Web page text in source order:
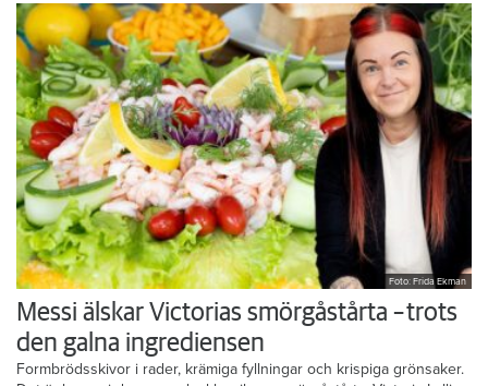
Foto: Frida Ekman
Messi älskar Victorias smörgåstårta – trots
den galna ingrediensen
Formbrödsskivor i rader, krämiga fyllningar och krispiga grönsaker.